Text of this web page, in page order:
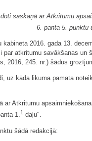
saskaņā ar Atkritumu
6. panta 5. punktu
kabineta 2016. gada 13.
par atkritumu savākšanas un
2016, 245. nr.) šādus
uz kāda likuma pamata
ar Atkritumu
1.1 daļu".
šādā redakcijā: